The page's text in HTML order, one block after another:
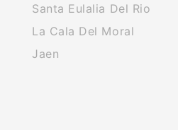
Santa Eulalia Del Rio
La Cala Del Moral
Jaen